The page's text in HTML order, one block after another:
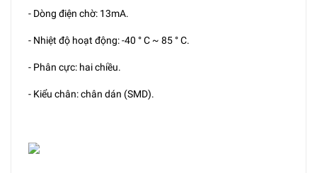
- Dòng điện chờ: 13mA.
- Nhiệt độ hoạt động: -40 ° C ~ 85 ° C.
- Phân cực: hai chiều.
- Kiểu chân: chân dán (SMD).